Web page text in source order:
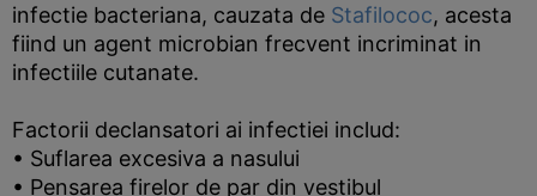
infectie bacteriana, cauzata de Stafilococ, acesta
fiind un agent microbian frecvent incriminat in
infectiile cutanate.
Factorii declansatori ai infectiei includ:
• Suflarea excesiva a nasului
• Pensarea firelor de par din vestibul